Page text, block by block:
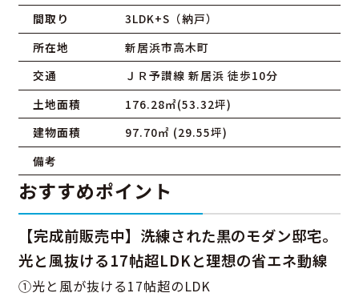
間取り
3LDK+S（納戸）
所在地
新居浜市高木町
交通
ＪＲ予讃線 新居浜 徒歩10分
土地面積
176.28㎡(53.32坪)
建物面積
97.70㎡ (29.55坪)
備考
おすすめポイント
【完成前販売中】洗練された黒のモダン邸宅。
光と風抜ける17帖超LDKと理想の省エネ動線
①光と風が抜ける17帖超のLDK